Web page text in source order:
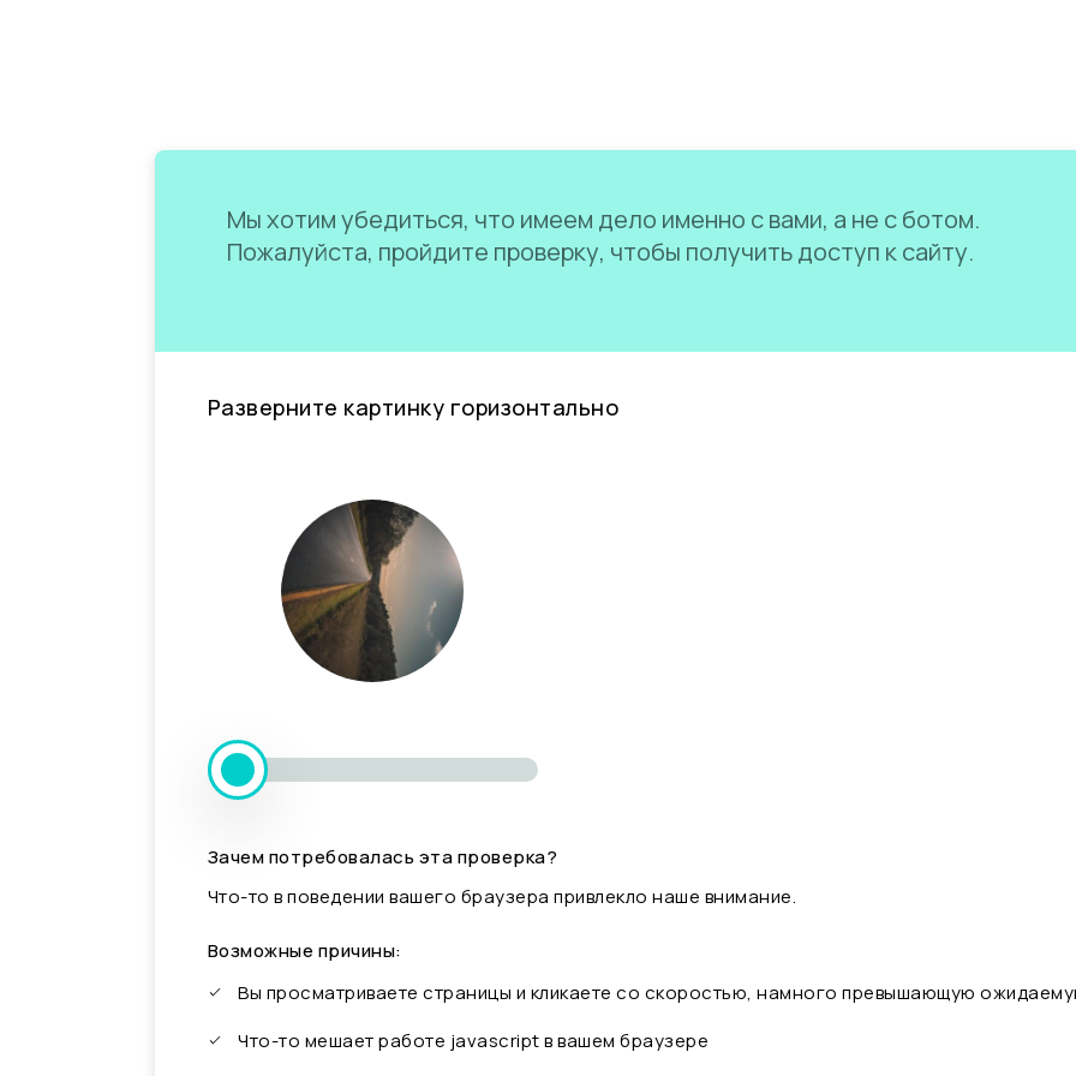
Мы хотим убедиться, что имеем дело именно с вами, а не с ботом.
Пожалуйста, пройдите проверку, чтобы получить доступ к сайту.
Разверните картинку горизонтально
Зачем потребовалась эта проверка?
Что-то в поведении вашего браузера привлекло наше внимание.
Возможные причины:
Вы просматриваете страницы и кликаете со скоростью, намного превышающую
Что-то мешает работе javascript в вашем браузере